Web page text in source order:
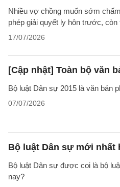
Nhiều vợ chồng muốn sớm
phép giải quyết ly hôn trước,
17/07/2026
[Cập nhật] Toàn bộ văn
Bộ luật Dân sự 2015 là văn bản
07/07/2026
Bộ luật Dân sự mới nhất
Bộ luật Dân sự được coi là bộ
nay?